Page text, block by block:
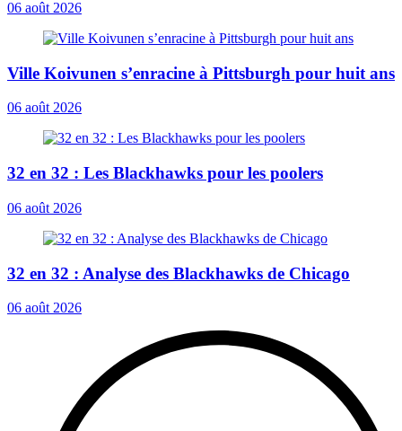
06 août 2026
Ville Koivunen s’enracine à Pittsburgh pour huit ans
06 août 2026
32 en 32 : Les Blackhawks pour les poolers
06 août 2026
32 en 32 : Analyse des Blackhawks de Chicago
06 août 2026